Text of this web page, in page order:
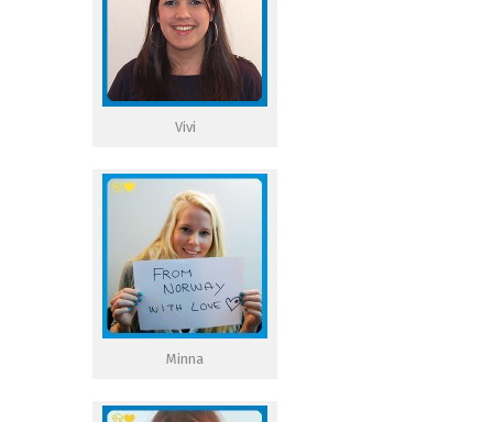
Vivi
Minna